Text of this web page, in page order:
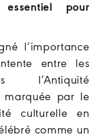
pour
l’importance
entre les
l’Antiquité
marquée par le
culturelle en
comme un